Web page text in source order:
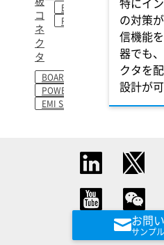
コ
ネ
ク
タ
BOARD-TO-BOARD
POWER PIN
EMI SHIELD
BOARD-TO-BOARD
POWER PIN
の対策
信機能
器でも
クタを
設計が
お問
サンプ